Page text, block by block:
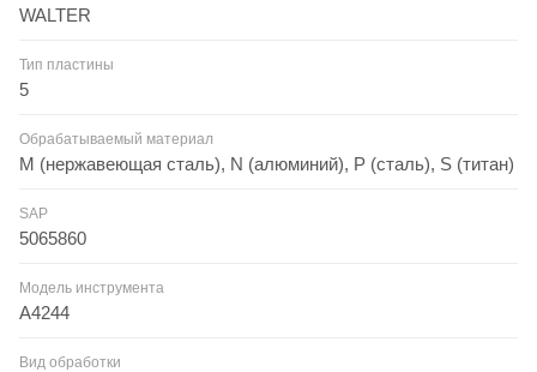
WALTER
Тип пластины
5
Обрабатываемый материал
M (нержавеющая сталь), N (алюминий), P (сталь), S (титан)
SAP
5065860
Модель инструмента
A4244
Вид обработки